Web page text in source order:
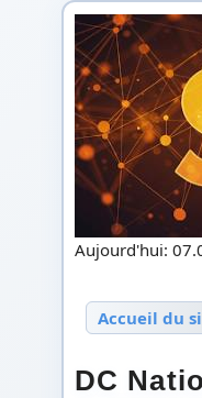
Aujourd'hui:
Accueil du
DC